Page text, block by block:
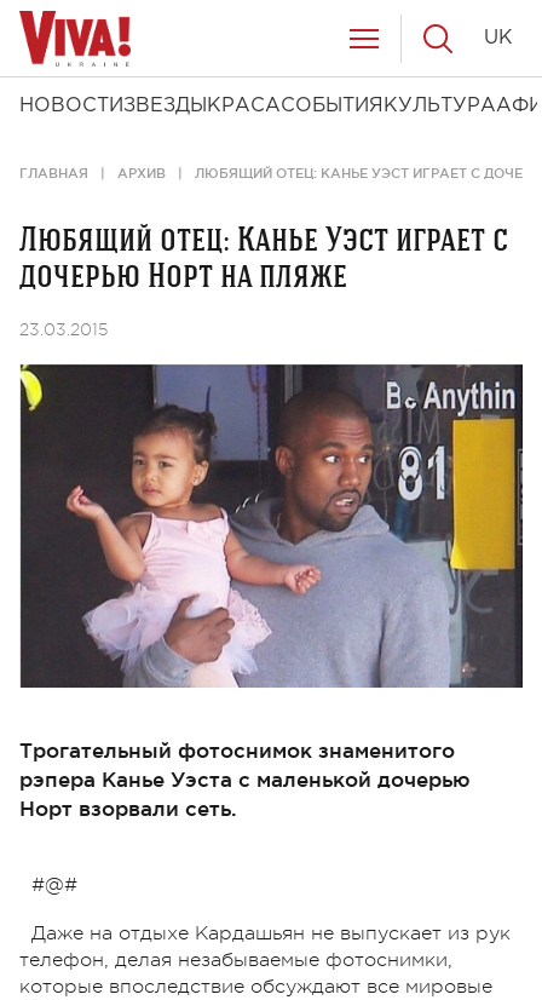
НОВОСТИ ЗВЕЗДЫ КРАСАСОБЫТИЯ КУЛЬТУРА
UK
ГЛАВНАЯ АРХИВ ЛЮБЯЩИЙ ОТЕЦ: КАНЬЕ УЭСТ ИГРАЕТ С
Любящий отец: Канье Уэст играет с
дочерью Норт на пляже
23.03.2015
Трогательный фотоснимок знаменитого
рэпера Канье Уэста с маленькой дочерью
Норт взорвали сеть.
#@#
Даже на отдыхе Кардашьян не выпускает из рук
телефон, делая незабываемые фотоснимки,
которые впоследствие обсуждают все мировые